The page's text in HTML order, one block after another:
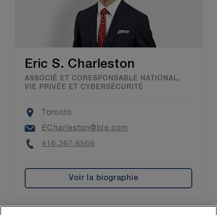
Eric S. Charleston
ASSOCIÉ ET CORESPONSABLE NATIONAL,
VIE PRIVÉE ET CYBERSÉCURITÉ
Location
Toronto
Email
ECharleston@blg.com
Phone
416.367.6566
Voir la biographie